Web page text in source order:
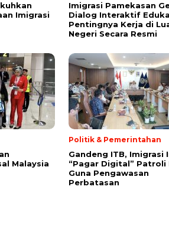
Imigrasi
Imigrasi Pamekasan
Dialog Interaktif
Pentingnya Kerja di
Negeri Secara Resmi
Malaysia
Politik & Pemerintahan
Gandeng ITB, Imigrasi
“Pagar Digital” Patroli
Guna Pengawasan
Perbatasan